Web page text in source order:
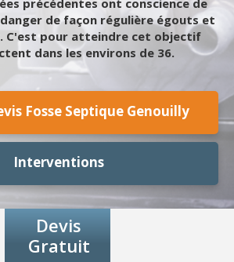
précédentes ont conscience de
de façon régulière égouts et
C'est pour atteindre cet objectif
dans les environs de 36.
Fosse Septique Genouilly
Interventions
Devis
Gratuit